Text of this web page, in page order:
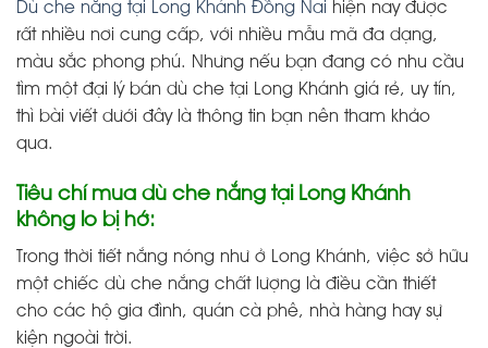
Dù che nắng tại Long Khánh Đồng Nai
hiện nay được
rất nhiều nơi cung cấp, với nhiều mẫu mã đa dạng,
màu sắc phong phú. Nhưng nếu bạn đang có nhu cầu
tìm một đại lý bán dù che tại Long Khánh giá rẻ, uy tín,
thì bài viết dưới đây là thông tin bạn nên tham khảo
qua.
Tiêu chí mua dù che nắng tại Long Khánh
không lo bị hớ:
Trong thời tiết nắng nóng như ở Long Khánh, việc sở hữu
một chiếc dù che nắng chất lượng là điều cần thiết
cho các hộ gia đình, quán cà phê, nhà hàng hay sự
kiện ngoài trời.